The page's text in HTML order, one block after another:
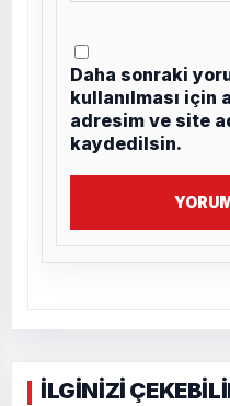
Daha sonraki
kullanılması için
adresim ve site
kaydedilsin.
İLGİNİZİ